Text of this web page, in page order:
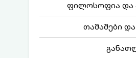
ფილოსოფია და
თამაშები